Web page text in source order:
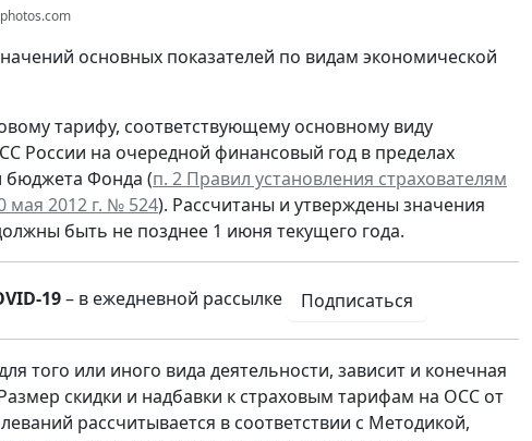
основных показателей по видам экономической
тарифу, соответствующему основному виду
России на очередной финансовый год в пределах
бюджета Фонда (п. 2 Правил установления страхователям
мая 2012 г. № 524). Рассчитаны и утверждены значения
быть не позднее 1 июня текущего года.
19– в ежедневной рассылке Подписаться
того или иного вида деятельности, зависит и конечная
скидки и надбавки к страховым тарифам на ОСС от
рассчитывается в соответствии с Методикой,